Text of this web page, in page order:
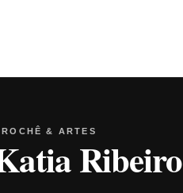
& ARTES
Ribeiro